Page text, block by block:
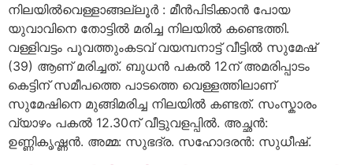
നിലയിൽവെള്ളാങ്ങല്ലൂർ : മീൻപിടിക്കാൻ പോയ
യുവാവിനെ തോട്ടിൽ മരിച്ച നിലയിൽ കണ്ടെത്തി.
വള്ളിവട്ടം പൂവത്തുംകടവ് വയമ്പനാട്ട് വീട്ടിൽ സുമേഷ്
(39) ആണ് മരിച്ചത്. ബുധൻ പകൽ 12ന്‌ അമരിപ്പാടം
കെട്ടിന് സമീപത്തെ പാടത്തെ വെള്ളത്തിലാണ്‌
സുമേഷിനെ മുങ്ങിമരിച്ച നിലയിൽ കണ്ടത്‌. സംസ്കാരം
വ്യാഴം പകൽ 12.30ന് വീട്ടുവളപ്പിൽ. അച്ഛൻ:
ഉണ്ണികൃഷ്ണൻ. അമ്മ: സുഭദ്ര. സഹോദരൻ: സുധീഷ്.